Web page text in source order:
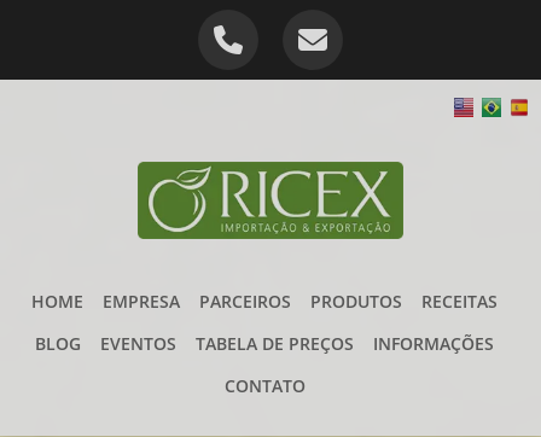
HOME EMPRESA PARCEIROS PRODUTOS
RECEITAS
BLOG
EVENTOS TABELA DE PREÇOS
INFORMAÇÕES
CONTATO